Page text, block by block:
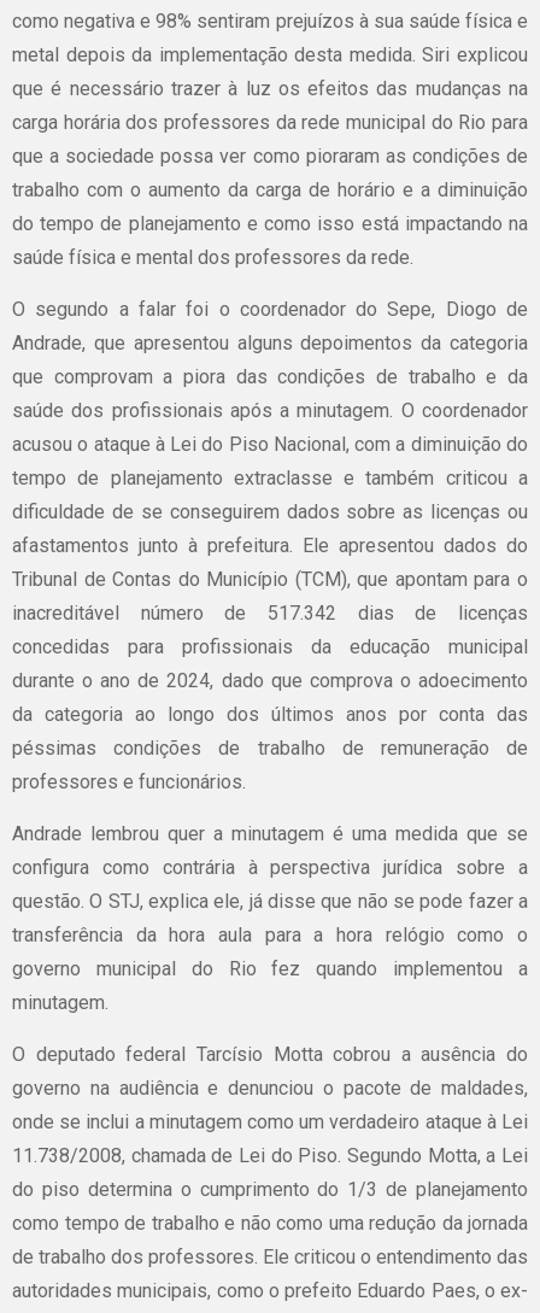
como negativa e 98% sentiram prejuízos à sua saúde física e
metal depois da implementação desta medida. Siri explicou
que é necessário trazer à luz os efeitos das mudanças na
carga horária dos professores da rede municipal do Rio para
que a sociedade possa ver como pioraram as condições de
trabalho com o aumento da carga de horário e a diminuição
do tempo de planejamento e como isso está impactando na
saúde física e mental dos professores da rede.
O segundo a falar foi o coordenador do Sepe, Diogo de
Andrade, que apresentou alguns depoimentos da categoria
que comprovam a piora das condições de trabalho e da
saúde dos profissionais após a minutagem. O coordenador
acusou o ataque à Lei do Piso Nacional, com a diminuição do
tempo de planejamento extraclasse e também criticou a
dificuldade de se conseguirem dados sobre as licenças ou
afastamentos junto à prefeitura. Ele apresentou dados do
Tribunal de Contas do Município (TCM), que apontam para o
inacreditável número de 517.342 dias de licenças
concedidas para profissionais da educação municipal
durante o ano de 2024, dado que comprova o adoecimento
da categoria ao longo dos últimos anos por conta das
péssimas condições de trabalho de remuneração de
professores e funcionários.
Andrade lembrou quer a minutagem é uma medida que se
configura como contrária à perspectiva jurídica sobre a
questão. O STJ, explica ele, já disse que não se pode fazer a
transferência da hora aula para a hora relógio como o
governo municipal do Rio fez quando implementou a
minutagem.
O deputado federal Tarcísio Motta cobrou a ausência do
governo na audiência e denunciou o pacote de maldades,
onde se inclui a minutagem como um verdadeiro ataque à Lei
11.738/2008, chamada de Lei do Piso. Segundo Motta, a Lei
do piso determina o cumprimento do 1/3 de planejamento
como tempo de trabalho e não como uma redução da jornada
de trabalho dos professores. Ele criticou o entendimento das
autoridades municipais, como o prefeito Eduardo Paes, o ex-